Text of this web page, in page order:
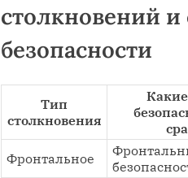
столкновений
безопасности
Тип
столкновения
Фронтальное